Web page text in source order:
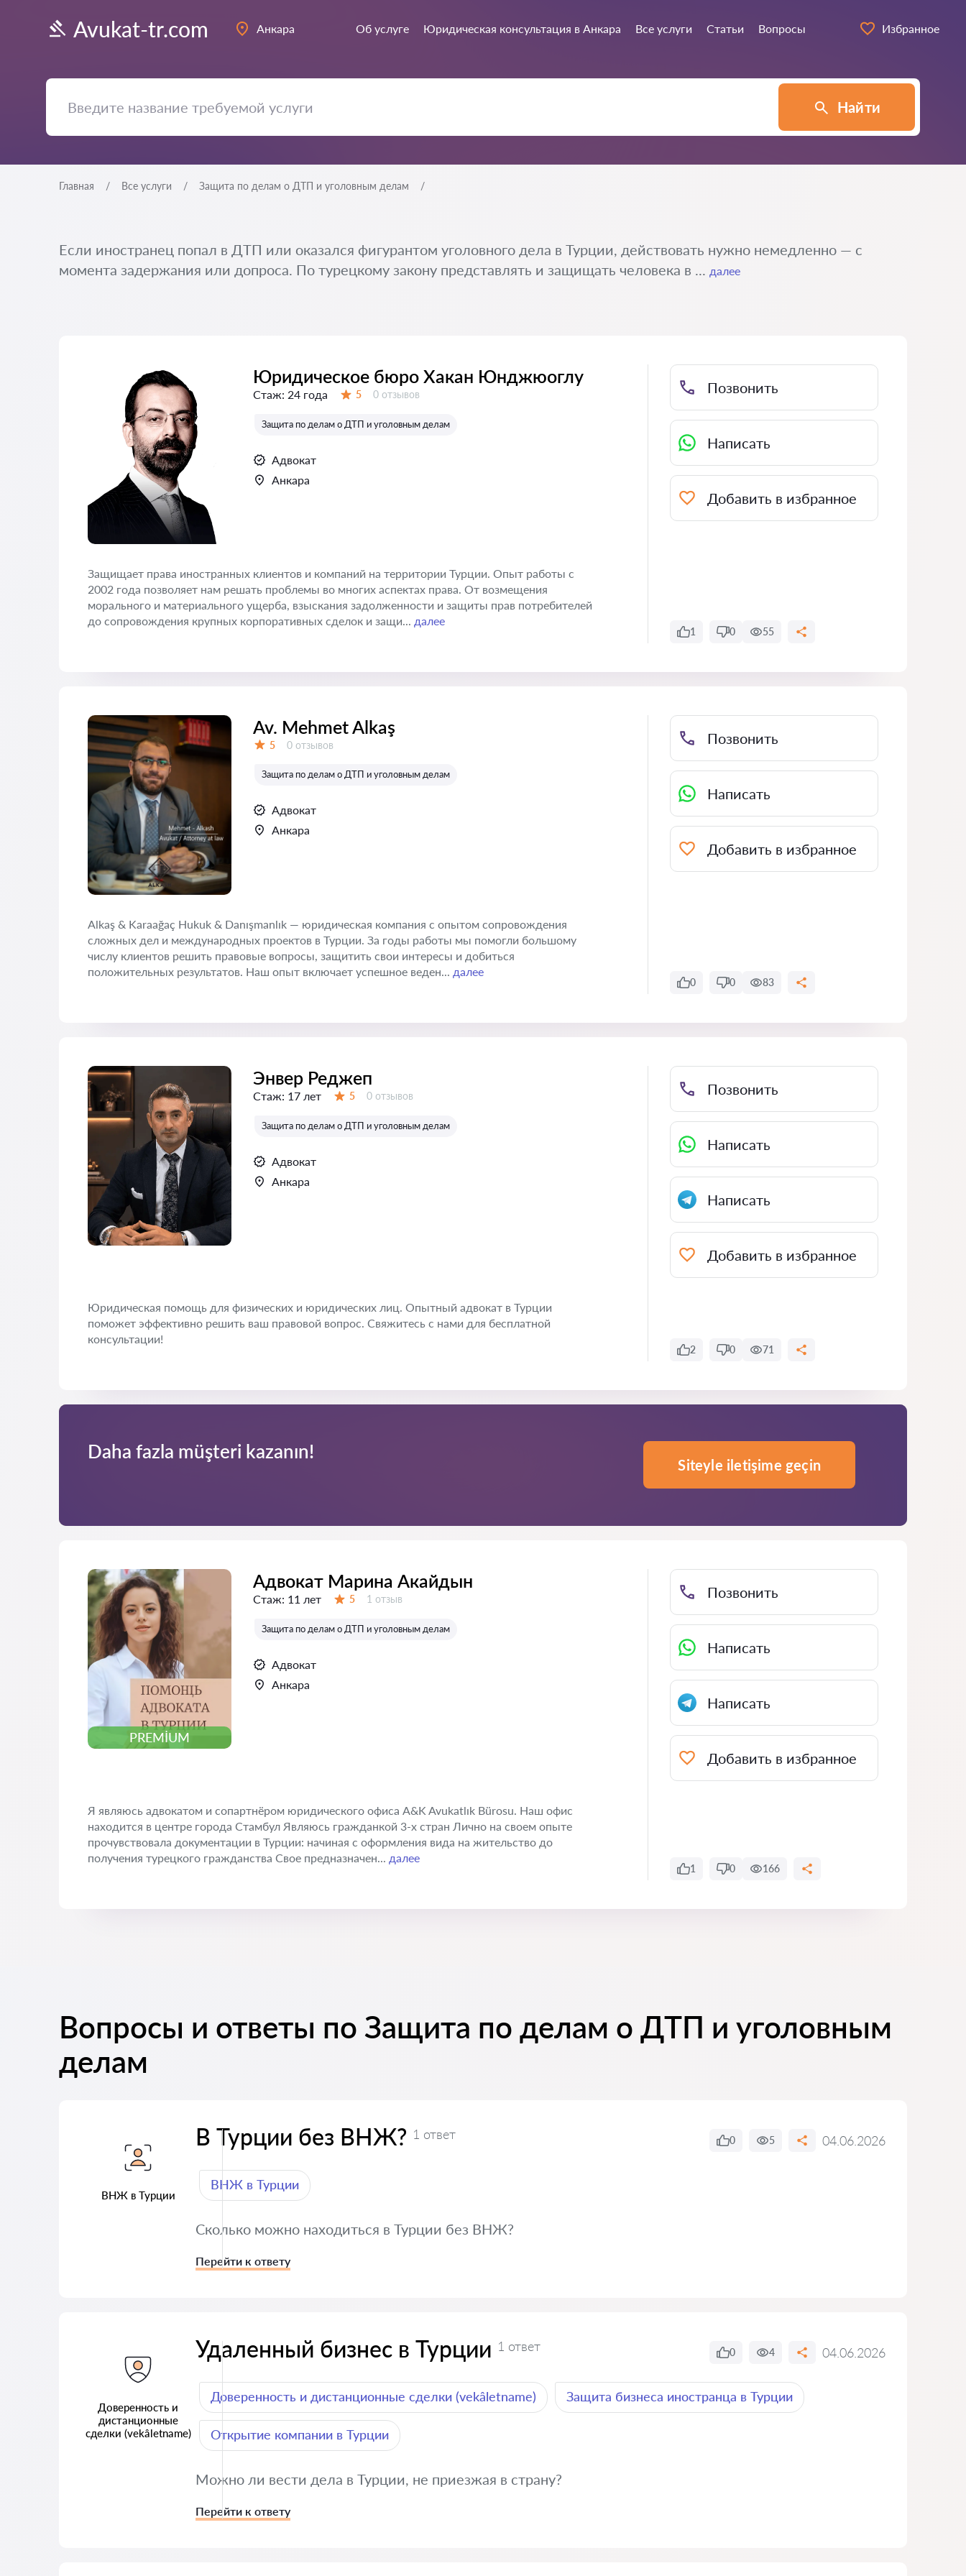
Avukat-tr.com Анкара Об услуге Юридическая консультация в Анкара Все услуги Статьи Вопросы Избранное
Найти
Главная Все услуги Защита по делам о ДТП и уголовным делам
Если иностранец попал в ДТП или оказался фигурантом уголовного дела в Турции, действовать нужно немедленно — с
момента задержания или допроса. По турецкому закону представлять и защищать человека в ... далее
Юридическое бюро Хакан Юнджюоглу
Стаж: 24 года 5 Отзывов:
0 отзывов
Защита по делам о ДТП и уголовным делам
Адвокат
Анкара
Защищает права иностранных клиентов и компаний на территории Турции. Опыт работы с
2002 года позволяет нам решать проблемы во многих аспектах права. От возмещения
морального и материального ущерба, взыскания задолженности и защиты прав потребителей
до сопровождения крупных корпоративных сделок и защи... далее
Позвонить
Написать
Добавить в избранное
1 0 55
Av. Mehmet Alkaş
5 Отзывов:
0 отзывов
Защита по делам о ДТП и уголовным делам
Адвокат
Анкара
Alkaş & Karaağaç Hukuk & Danışmanlık — юридическая компания с опытом сопровождения
сложных дел и международных проектов в Турции. За годы работы мы помогли большому
числу клиентов решить правовые вопросы, защитить свои интересы и добиться
положительных результатов. Наш опыт включает успешное веден... далее
Позвонить
Написать
Добавить в избранное
0 0 83
Энвер Реджеп
Стаж: 17 лет 5 Отзывов:
0 отзывов
Защита по делам о ДТП и уголовным делам
Адвокат
Анкара
Юридическая помощь для физических и юридических лиц. Опытный адвокат в Турции
поможет эффективно решить ваш правовой вопрос. Свяжитесь с нами для бесплатной
консультации!
Позвонить
Написать
Написать
Добавить в избранное
2 0 71
Daha fazla müşteri kazanın!
Siteyle iletişime geçin
PREMIUM
Адвокат Марина Акайдын
Стаж: 11 лет 5 Отзывов:
1 отзыв
Защита по делам о ДТП и уголовным делам
Адвокат
Анкара
Я являюсь адвокатом и сопартнёром юридического офиса A&K Avukatlık Bürosu. Наш офис
находится в центре города Стамбул Являюсь гражданкой 3-х стран Лично на своем опыте
прочувствовала документации в Турции: начиная с оформления вида на жительство до
получения турецкого гражданства Свое предназначен... далее
Позвонить
Написать
Написать
Добавить в избранное
1 0 166
Вопросы и ответы по Защита по делам о ДТП и уголовным
делам
ВНЖ в Турции
В Турции без ВНЖ? 1 ответ 0 5 04.06.2026
ВНЖ в Турции
Сколько можно находиться в Турции без ВНЖ?
Перейти к ответу
Доверенность и
дистанционные
сделки (vekâletname)
Удаленный бизнес в Турции 1 ответ 0 4 04.06.2026
Доверенность и дистанционные сделки (vekâletname) Защита бизнеса иностранца в Турции
Открытие компании в Турции
Можно ли вести дела в Турции, не приезжая в страну?
Перейти к ответу